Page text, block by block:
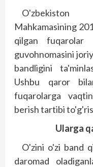
O'zbekiston
Mahkamasining
qilgan fuqarolar
guvohnomasini
bandligini
Ushbu qaror
fuqarolarga
berish tartibi
Ularga
O'zini o'zi band
daromad